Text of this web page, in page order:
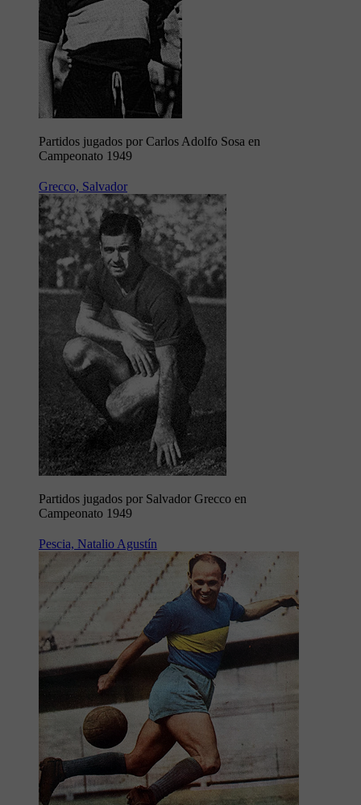
Partidos jugados por Carlos Adolfo Sosa en
Campeonato 1949
Grecco, Salvador
Partidos jugados por Salvador Grecco en
Campeonato 1949
Pescia, Natalio Agustín